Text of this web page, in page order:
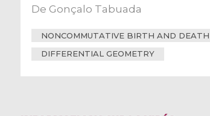
De Gonçalo Tabuada
NONCOMMUTATIVE BIRTH AND DEATH
DIFFERENTIAL GEOMETRY